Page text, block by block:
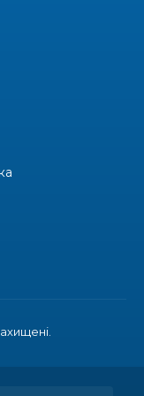
у Харкові
у дитячих
мистецтва